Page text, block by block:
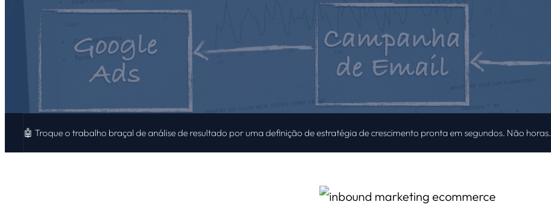
🤖 Troque o trabalho braçal de análise de resultado por uma definição de estratégia de crescimento pronta em segundos. Não horas.